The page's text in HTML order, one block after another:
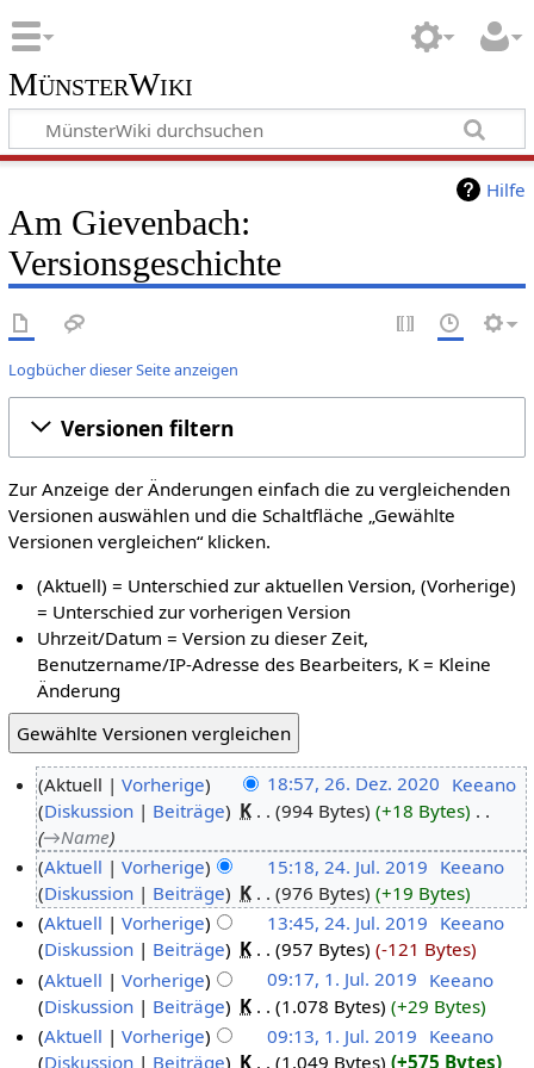
MünsterWiki
Hilfe
Am Gievenbach:
Versionsgeschichte
Logbücher dieser Seite anzeigen
Versionen filtern
Zur Anzeige der Änderungen einfach die zu vergleichenden
Versionen auswählen und die Schaltfläche „Gewählte
Versionen vergleichen“ klicken.
(Aktuell) = Unterschied zur aktuellen Version, (Vorherige)
= Unterschied zur vorherigen Version
Uhrzeit/Datum = Version zu dieser Zeit,
Benutzername/IP-Adresse des Bearbeiters, K = Kleine
Änderung
Aktuell Vorherige 18:57, 26. Dez. 2020 Keeano
Diskussion
Beiträge K 994 Bytes +18 Bytes
→‎Name
Aktuell
Vorherige 15:18, 24. Jul. 2019 Keeano
Diskussion
Beiträge K 976 Bytes
+19 Bytes
Aktuell
Vorherige 13:45, 24. Jul. 2019 Keeano
Diskussion
Beiträge K 957 Bytes
-121 Bytes
Aktuell
Vorherige 09:17, 1. Jul. 2019 Keeano
Diskussion
Beiträge K 1.078 Bytes
+29 Bytes
Aktuell
Vorherige 09:13, 1. Jul. 2019 Keeano
Diskussion
Beiträge K 1.049 Bytes +575 Bytes